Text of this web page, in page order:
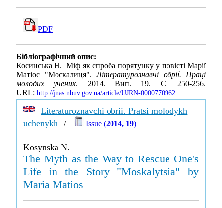
PDF
Бібліографічний опис:
Косинська Н. Міф як спроба порятунку у повісті Марії
Матіос "Москалиця".Літературознавчі обрії. Праці
молодих учених. 2014. Вип. 19. С. 250-256.
URL: http://jnas.nbuv.gov.ua/article/UJRN-0000770962
Literaturoznavchi obrii. Pratsi molodykh
uchenykh / Issue (2014, 19)
Kosynska N.
The Myth as the Way to Rescue One's
Life in the Story "Moskalytsia" by
Maria Matios